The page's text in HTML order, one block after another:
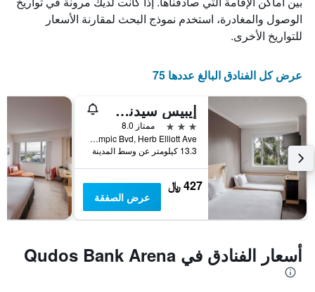
الوصول والمغادرة، استخدم نموذج البحث لمقارنة الأسعار
للتواريخ الأخرى.
عرض كل الفنادق البالغ عددها 75
إيبيس سيدني أوليمبيك بارك
3 نجوم
ممتاز 8.0
Olympic Bvd, Herb Elliott Ave, سيدني, NSW, أستراليا
13.3 كيلومتر عن وسط المدينة
427 ﷼
عرض الصفقة
أسعار الفنادق في Qudos Bank Arena